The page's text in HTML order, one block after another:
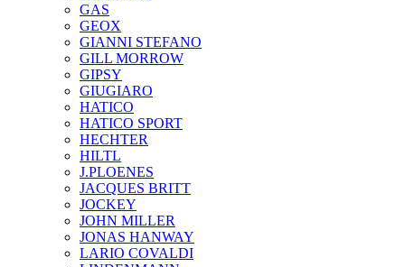
GAS
GEOX
GIANNI STEFANO
GILL MORROW
GIPSY
GIUGIARO
HATICO
HATICO SPORT
HECHTER
HILTL
J.PLOENES
JAСQUES BRITT
JOCKEY
JOHN MILLER
JONAS HANWAY
LARIO COVALDI